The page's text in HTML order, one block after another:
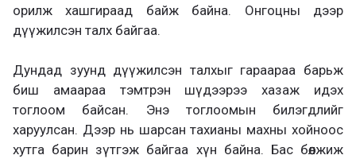
орилж хашгираад байж байна. Онгоцны дээр
дүүжилсэн талх байгаа.
Дундад зуунд дүүжилсэн талхыг гараараа барьж
биш амаараа тэмтрэн шүдээрээ хазаж идэх
тоглоом байсан. Энэ тоглоомын билэгдлийг
харуулсан. Дээр нь шарсан тахианы махны хойноос
хутга барин зүтгэж байгаа хүн байна. Бас бөөлжиж